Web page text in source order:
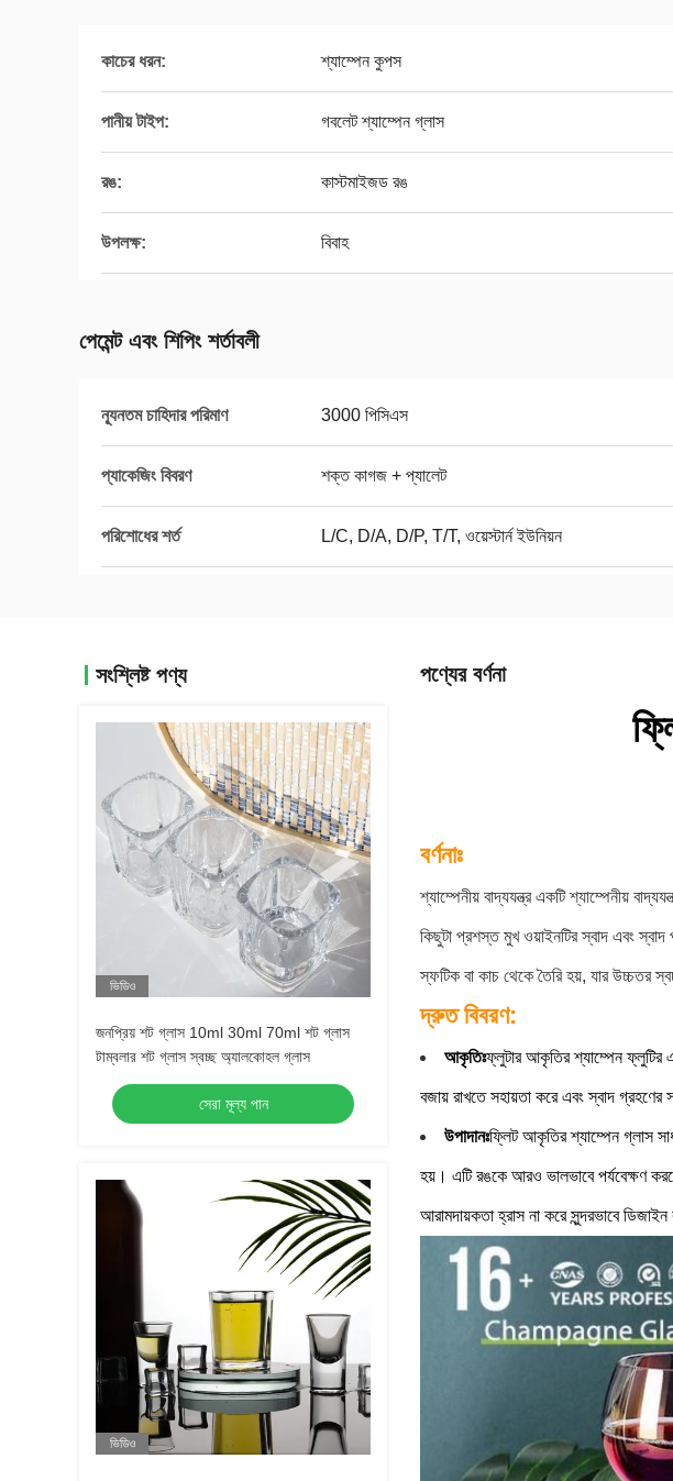
কাচের ধরন: শ্যাম্পেন কুপস
পানীয় টাইপ: গবলেট শ্যাম্পেন গ্লাস
রঙ: কাস্টমাইজড রঙ
উপলক্ষ: বিবাহ
পেমেন্ট এবং শিপিং শর্তাবলী
ন্যূনতম চাহিদার পরিমাণ 3000 পিসিএস
প্যাকেজিং বিবরণ শক্ত কাগজ + প্যালেট
পরিশোধের শর্ত L/C, D/A, D/P, T/T, ওয়েস্টার্ন ইউনিয়ন
সংশ্লিষ্ট পণ্য
ভিডিও
জনপ্রিয় শট গ্লাস 10ml 30ml 70ml শট গ্লাস
টাম্বলার শট গ্লাস স্বচ্ছ অ্যালকোহল গ্লাস
সেরা মূল্য পান
ভিডিও
পণ্যের বর্ণনা
বর্ণনাঃ
শ্যাম্পেনীয় বাদ্যযন্ত্র একটি শ্যাম্পেনীয়
কিছুটা প্রশস্ত মুখ ওয়াইনটির স্বাদ এবং
স্ফটিক বা কাচ থেকে তৈরি হয়, যার উচ্চতর
দ্রুত বিবরণ:
আকৃতিঃফ্লুটার আকৃতির শ্যাম্পেন ফ্লুটির
বজায় রাখতে সহায়তা করে এবং স্বাদ
উপাদানঃফ্লিট আকৃতির শ্যাম্পেন গ্লাস
হয়। এটি রঙকে আরও ভালভাবে পর্যবেক্ষণ
আরামদায়কতা হ্রাস না করে সুন্দরভাবে